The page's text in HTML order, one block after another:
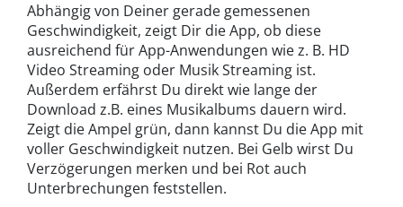
Abhängig von Deiner gerade gemessenen
Geschwindigkeit, zeigt Dir die App, ob diese
ausreichend für App-Anwendungen wie z. B. HD
Video Streaming oder Musik Streaming ist.
Außerdem erfährst Du direkt wie lange der
Download z.B. eines Musikalbums dauern wird.
Zeigt die Ampel grün, dann kannst Du die App mit
voller Geschwindigkeit nutzen. Bei Gelb wirst Du
Verzögerungen merken und bei Rot auch
Unterbrechungen feststellen.